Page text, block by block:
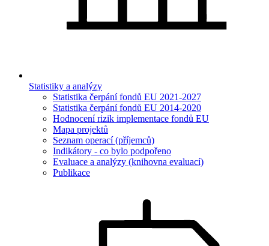
Statistiky a analýzy
Statistika čerpání fondů EU 2021-2027
Statistika čerpání fondů EU 2014-2020
Hodnocení rizik implementace fondů EU
Mapa projektů
Seznam operací (příjemců)
Indikátory - co bylo podpořeno
Evaluace a analýzy (knihovna evaluací)
Publikace